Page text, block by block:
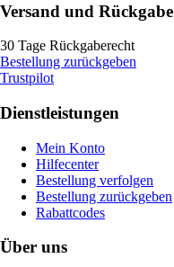
Versand und Rückgabe
30 Tage Rückgaberecht
Bestellung zurückgeben
Trustpilot
Dienstleistungen
Mein Konto
Hilfecenter
Bestellung verfolgen
Bestellung zurückgeben
Rabattcodes
Über uns